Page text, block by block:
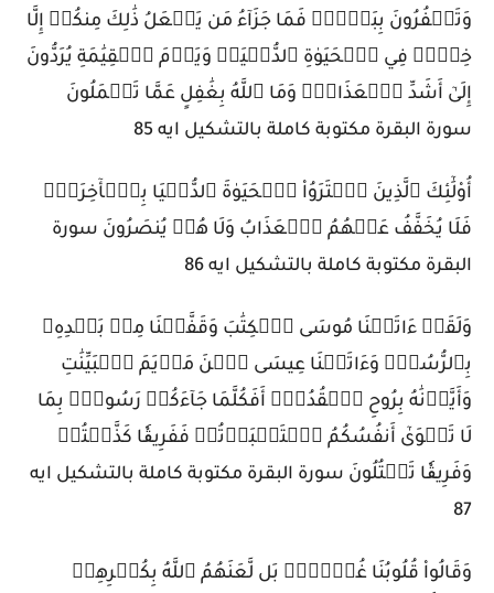
وَتَكۡفُرُونَ بِبَعۡضٖۚ فَمَا جَزَآءُ مَن يَفۡعَلُ ذَٰلِكَ مِنكُمۡ إِلَّا
خِزۡيٞ فِي ٱلۡحَيَوٰةِ ٱلدُّنۡيَاۖ وَيَوۡمَ ٱلۡقِيَٰمَةِ يُرَدُّونَ
إِلَىٰٓ أَشَدِّ ٱلۡعَذَابِۗ وَمَا ٱللَّهُ بِغَٰفِلٍ عَمَّا تَعۡمَلُونَ
سورة البقرة مكتوبة كاملة بالتشكيل ايه 85
أُوْلَٰٓئِكَ ٱلَّذِينَ ٱشۡتَرَوُاْ ٱلۡحَيَوٰةَ ٱلدُّنۡيَا بِٱلۡأٓخِرَةِۖ
فَلَا يُخَفَّفُ عَنۡهُمُ ٱلۡعَذَابُ وَلَا هُمۡ يُنصَرُونَ سورة
البقرة مكتوبة كاملة بالتشكيل ايه 86
وَلَقَدۡ ءَاتَيۡنَا مُوسَى ٱلۡكِتَٰبَ وَقَفَّيۡنَا مِنۢ بَعۡدِهِۦ
بِٱلرُّسُلِۖ وَءَاتَيۡنَا عِيسَى ٱبۡنَ مَرۡيَمَ ٱلۡبَيِّنَٰتِ
وَأَيَّدۡنَٰهُ بِرُوحِ ٱلۡقُدُسِۗ أَفَكُلَّمَا جَآءَكُمۡ رَسُولُۢ بِمَا
لَا تَهۡوَىٰٓ أَنفُسُكُمُ ٱسۡتَكۡبَرۡتُمۡ فَفَرِيقٗا كَذَّبۡتُمۡ
وَفَرِيقٗا تَقۡتُلُونَ سورة البقرة مكتوبة كاملة بالتشكيل ايه
87
وَقَالُواْ قُلُوبُنَا غُلۡفُۢۚ بَل لَّعَنَهُمُ ٱللَّهُ بِكُفۡرِهِمۡ